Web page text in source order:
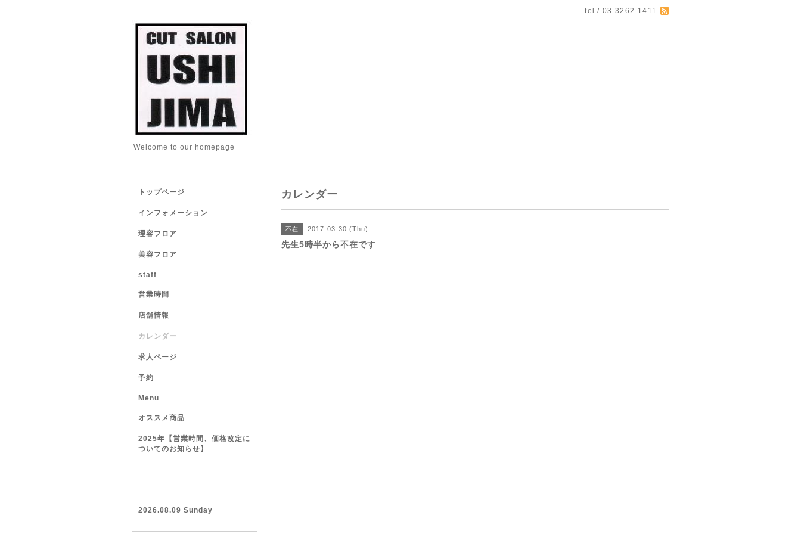
tel / 03-3262-1411
Welcome to our homepage
カレンダー
不在 2017-03-30 (Thu)
先生5時半から不在です
トップページ
インフォメーション
理容フロア
美容フロア
staff
営業時間
店舗情報
カレンダー
求人ページ
予約
Menu
オススメ商品
2025年【営業時間、価格改定に
ついてのお知らせ】
2026.08.09 Sunday